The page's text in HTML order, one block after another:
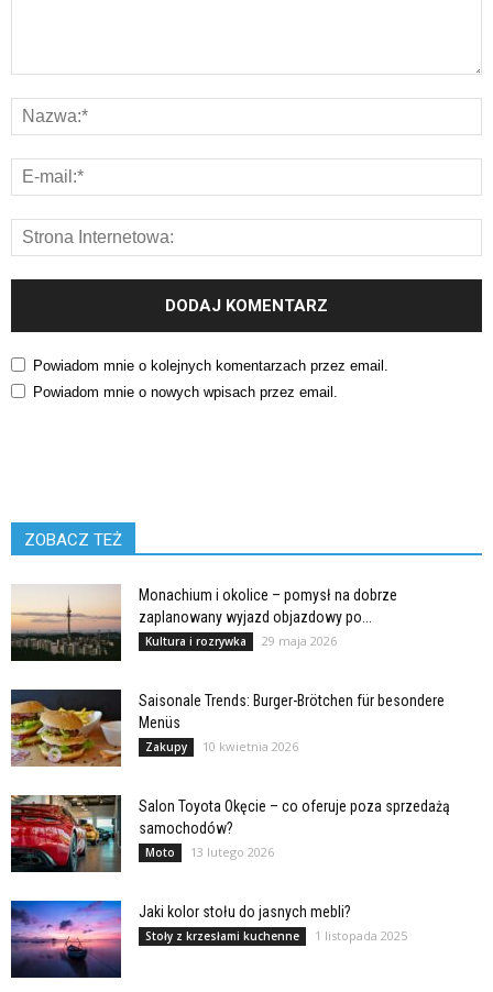
Powiadom mnie o kolejnych komentarzach przez email.
Powiadom mnie o nowych wpisach przez email.
ZOBACZ TEŻ
Monachium i okolice – pomysł na dobrze
zaplanowany wyjazd objazdowy po...
Kultura i rozrywka 29 maja 2026
Saisonale Trends: Burger-Brötchen für besondere
Menüs
Zakupy 10 kwietnia 2026
Salon Toyota Okęcie – co oferuje poza sprzedażą
samochodów?
Moto 13 lutego 2026
Jaki kolor stołu do jasnych mebli?
Stoły z krzesłami kuchenne 1 listopada 2025